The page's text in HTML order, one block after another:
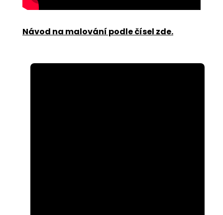
Návod na malování podle čísel zde.